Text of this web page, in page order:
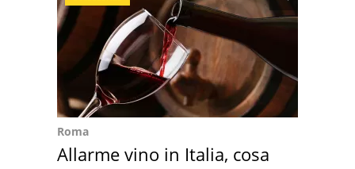
Roma
Allarme vino in Italia, cosa